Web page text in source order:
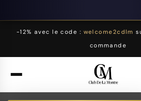
-12% avec le code : welcome2cdlm
commande